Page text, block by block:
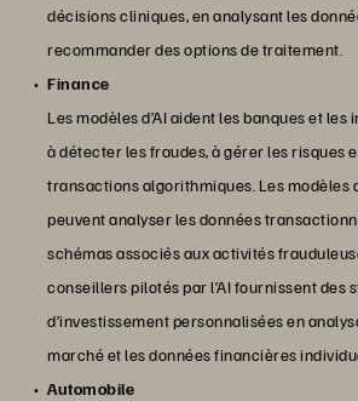
décisions cliniques, en analysant les
recommander des options de traitement.
Finance
Les modèles d’AI aident les banques et
à détecter les fraudes, à gérer les risques
transactions algorithmiques. Les modèles
peuvent analyser les données
schémas associés aux activités
conseillers pilotés par l’AI fournissent des
d’investissement personnalisées en
marché et les données financières
Automobile